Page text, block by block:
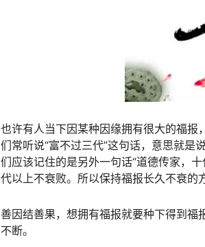
也许有人当下因某种因缘拥有很大的福
们常听说“富不过三代”这句话，意思就是
们应该记住的是另外一句话“道德传家，
代以上不衰败。所以保持福报长久不衰的
善因结善果，想拥有福报就要种下得到
不断。